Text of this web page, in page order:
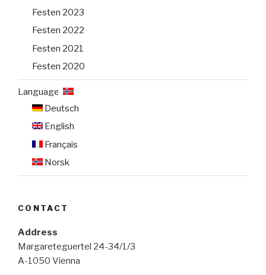
Festen 2023
Festen 2022
Festen 2021
Festen 2020
Language:
Deutsch
English
Français
Norsk
CONTACT
Address
Margareteguertel 24-34/1/3
A-1050 Vienna